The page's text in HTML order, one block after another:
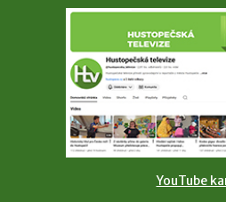
YouTube